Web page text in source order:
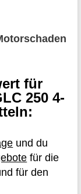
für
250 4-
und du
für die
für den